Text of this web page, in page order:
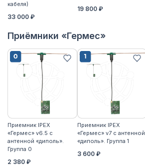
кабеля)
33 000 ₽
19 800 ₽
Приёмники «Гермес»
Приемник IPEX
«Гермес» v6.5 с
антенной «диполь».
Группа 0
2 380 ₽
Приемник IPEX
«Гермес» v7 с антенной
«диполь». Группа 1
3 600 ₽